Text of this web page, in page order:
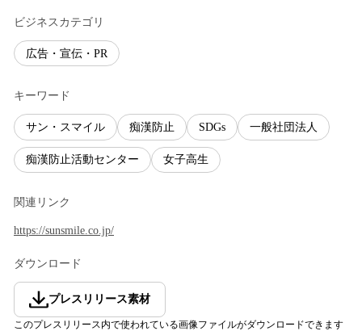
ビジネスカテゴリ
広告・宣伝・PR
キーワード
サン・スマイル 痴漢防止 SDGs 一般社団法人
痴漢防止活動センター 女子高生
関連リンク
https://sunsmile.co.jp/
ダウンロード
プレスリリース素材
このプレスリリース内で使われている画像ファイルがダウンロードできます